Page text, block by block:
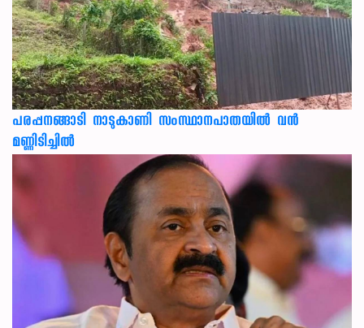
പരപ്പനങ്ങാടി നാടുകാണി സംസ്ഥാനപാതയില്‍ വന്‍
മണ്ണിടിച്ചില്‍